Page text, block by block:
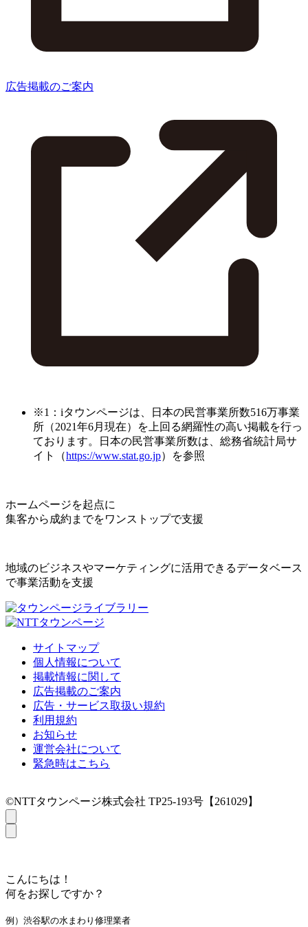
広告掲載のご案内
※1：iタウンページは、日本の民営事業所数516万事業
所（2021年6月現在）を上回る網羅性の高い掲載を行っ
ております。日本の民営事業所数は、総務省統計局サ
イト（https://www.stat.go.jp）を参照
ホームページを起点に
集客から成約までをワンストップで支援
地域のビジネスやマーケティングに活用できるデータベース
で事業活動を支援
サイトマップ
個人情報について
掲載情報に関して
広告掲載のご案内
広告・サービス取扱い規約
利用規約
お知らせ
運営会社について
緊急時はこちら
©NTTタウンページ株式会社 TP25-193号【261029】
こんにちは！
何をお探しですか？
例）渋谷駅の水まわり修理業者